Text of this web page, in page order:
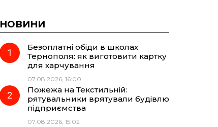
НОВИНИ
Безоплатні обіди в школах
Тернополя: як виготовити картку
для харчування
07.08.2026, 16:00
Пожежа на Текстильній:
рятувальники врятували будівлю
підприємства
07.08.2026, 15:02